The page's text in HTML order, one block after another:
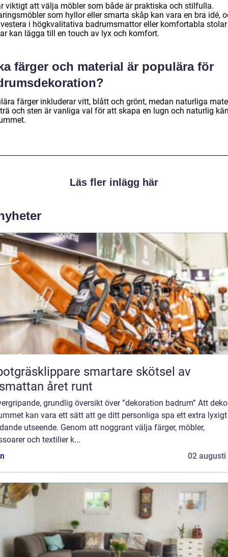
viktigt att välja möbler som både är praktiska och stilfulla.
som hyllor eller smarta skåp kan vara en bra idé,
i högkvalitativa badrumsmattor eller komfortabla
kan lägga till en touch av lyx och komfort.
färger och material är populära för
färger inkluderar vitt, blått och grönt, medan naturliga
och sten är vanliga val för att skapa en lugn och naturlig
Läs fler inlägg här
smartare skötsel av
året runt
grundlig översikt över ”dekoration badrum” Att
kan vara ett sätt att ge ditt personliga spa ett extra
utseende. Genom att noggrant välja färger, möbler,
och textilier k...
02 augusti